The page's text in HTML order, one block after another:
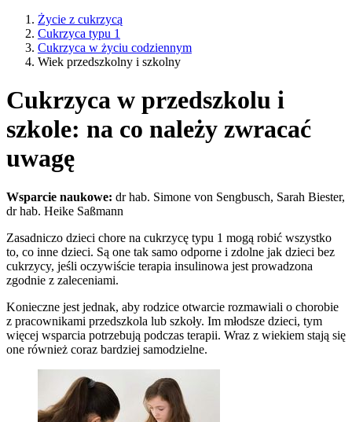
Życie z cukrzycą
Cukrzyca typu 1
Cukrzyca w życiu codziennym
Wiek przedszkolny i szkolny
Cukrzyca w przedszkolu i
szkole: na co należy zwracać
uwagę
Wsparcie naukowe: dr hab. Simone von Sengbusch, Sarah Biester,
dr hab. Heike Saßmann
Zasadniczo dzieci chore na cukrzycę typu 1 mogą robić wszystko
to, co inne dzieci. Są one tak samo odporne i zdolne jak dzieci bez
cukrzycy, jeśli oczywiście terapia insulinowa jest prowadzona
zgodnie z zaleceniami.
Konieczne jest jednak, aby rodzice otwarcie rozmawiali o chorobie
z pracownikami przedszkola lub szkoły. Im młodsze dzieci, tym
więcej wsparcia potrzebują podczas terapii. Wraz z wiekiem stają się
one również coraz bardziej samodzielne.